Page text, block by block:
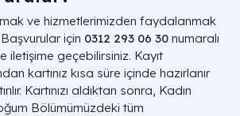
ve hizmetlerimizden faydalanmak
için 0312 293 06 30 numaralı
iletişime geçebilirsiniz. Kayıt
kartınız kısa süre içinde hazırlanır
Kartınızı aldıktan sonra, Kadın
Bölümümüzdeki tüm